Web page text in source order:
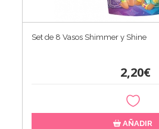
Set de 8 Vasos Shimmer y Shine
2,20€
AÑADIR